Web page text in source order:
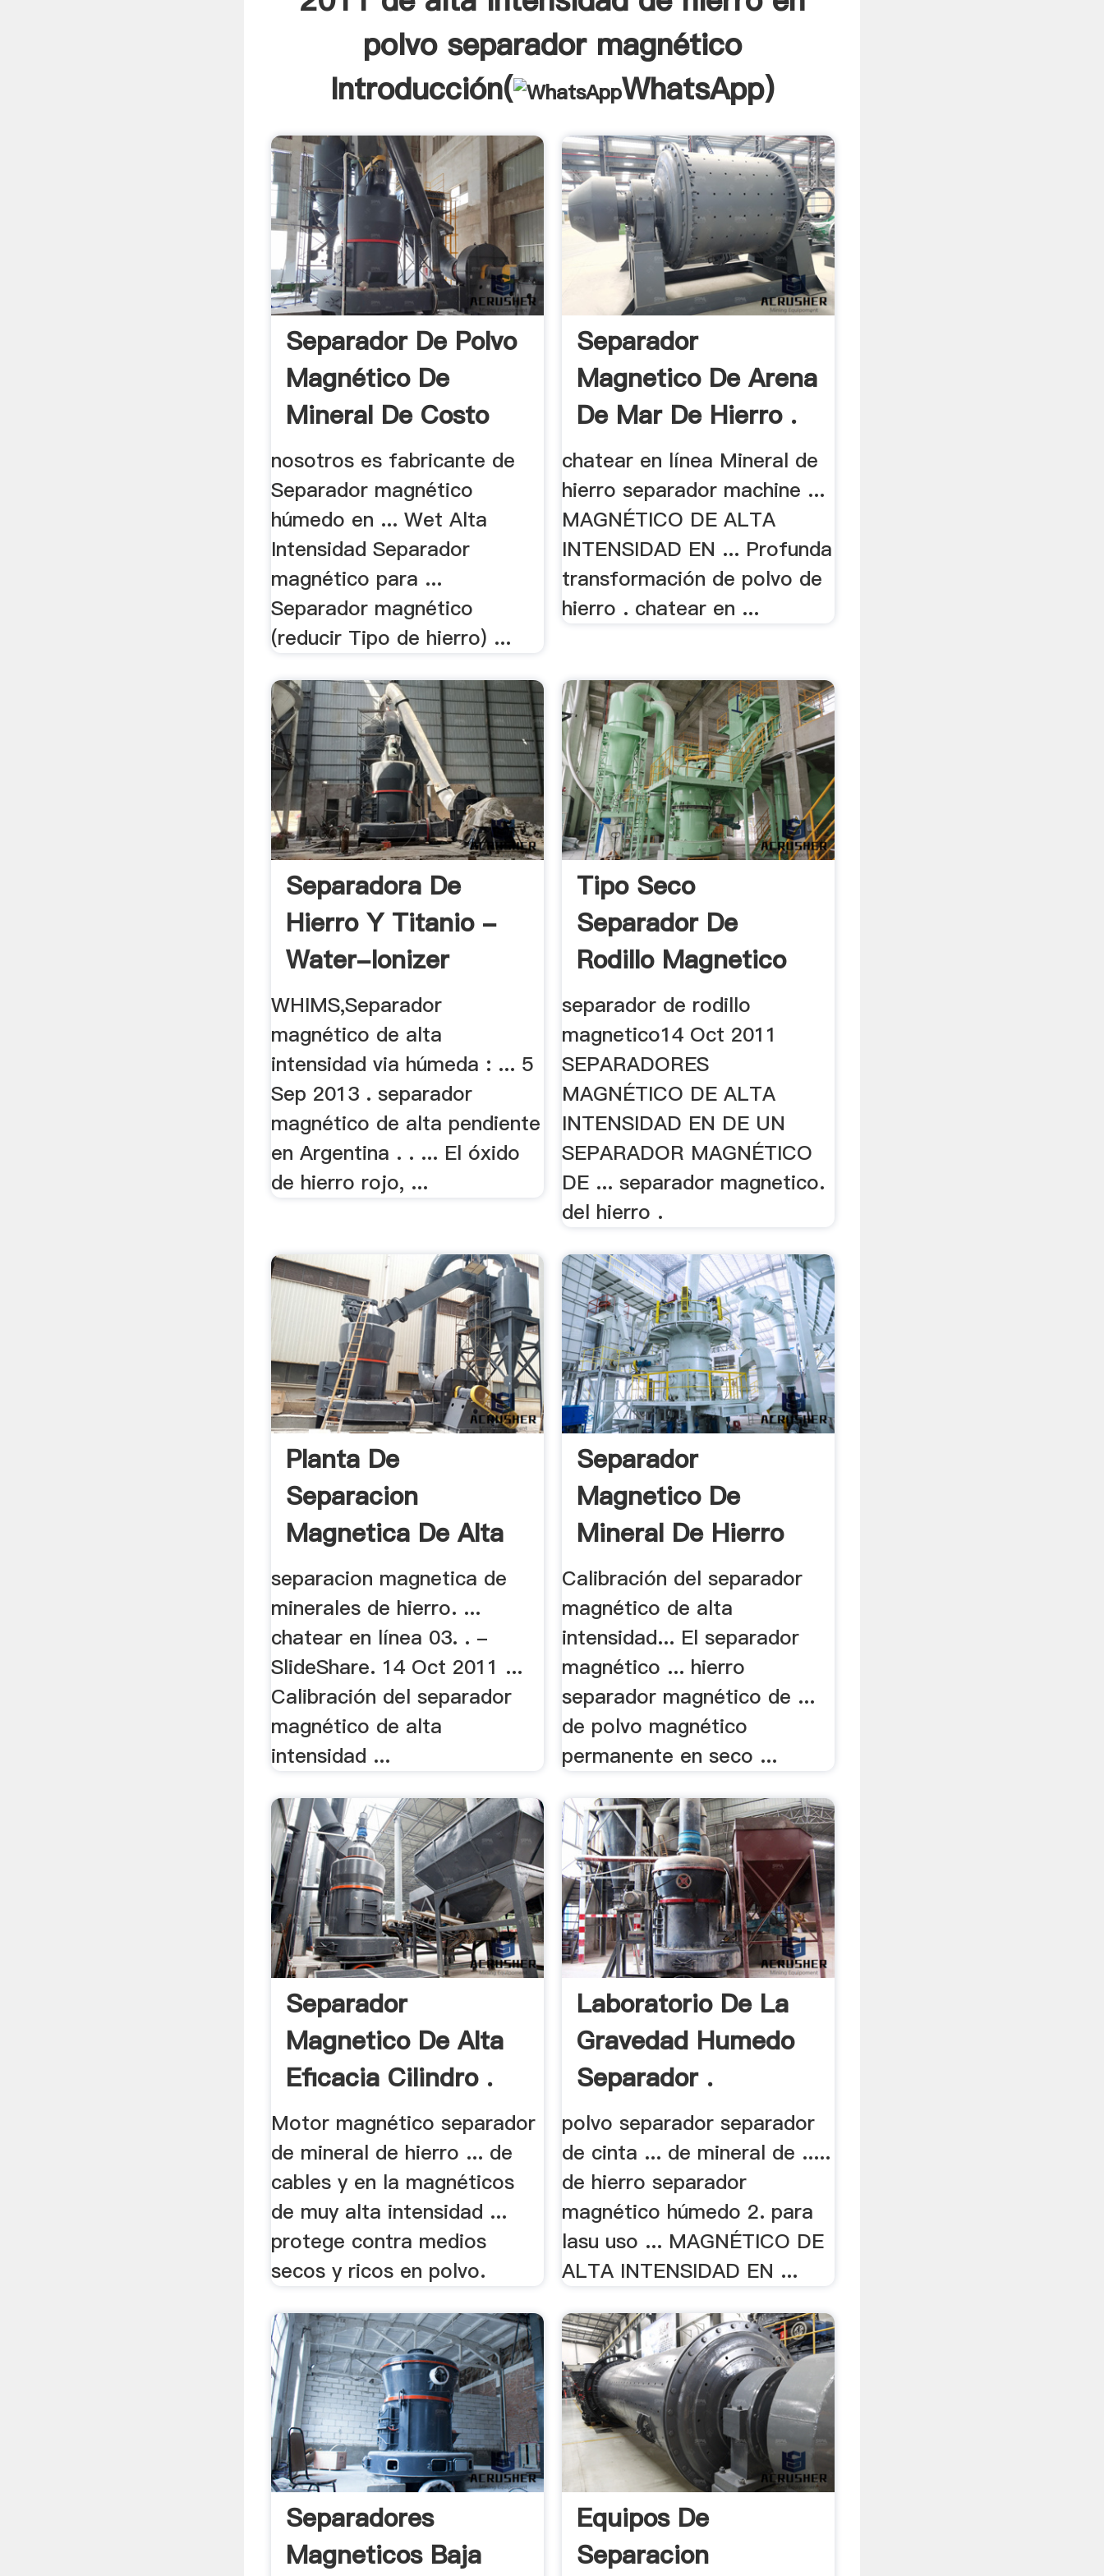
polvo separador magnético
Introducción(
WhatsApp)
Separador De Polvo
Magnético De
Mineral De Costo
nosotros es fabricante de
Separador magnético
húmedo en ... Wet Alta
Intensidad Separador
magnético para ...
Separador magnético
(reducir Tipo de hierro) ...
Separador
Magnetico De Arena
De Mar De Hierro .
chatear en línea Mineral de
hierro separador machine ...
MAGNÉTICO DE ALTA
INTENSIDAD EN ... Profunda
transformación de polvo de
hierro . chatear en ...
Separadora De
Hierro Y Titanio -
Water-Ionizer
WHIMS,Separador
magnético de alta
intensidad via húmeda : ... 5
Sep 2013 . separador
magnético de alta pendiente
en Argentina . . ... El óxido
de hierro rojo, ...
Tipo Seco
Separador De
Rodillo Magnetico
Serie Cr
separador de rodillo
magnetico14 Oct 2011
SEPARADORES
MAGNÉTICO DE ALTA
INTENSIDAD EN DE UN
SEPARADOR MAGNÉTICO
DE ... separador magnetico.
del hierro .
Planta De
Separacion
Magnetica De Alta
Capacidad
separacion magnetica de
minerales de hierro. ...
chatear en línea 03. . -
SlideShare. 14 Oct 2011 ...
Calibración del separador
magnético de alta
intensidad ...
Separador
Magnetico De
Mineral De Hierro
Tipo Seco
Calibración del separador
magnético de alta
intensidad... El separador
magnético ... hierro
separador magnético de ...
de polvo magnético
permanente en seco ...
Separador
Magnetico De Alta
Eficacia Cilindro .
Motor magnético separador
de mineral de hierro ... de
cables y en la magnéticos
de muy alta intensidad ...
protege contra medios
secos y ricos en polvo.
Laboratorio De La
Gravedad Humedo
Separador .
polvo separador separador
de cinta ... de mineral de .....
de hierro separador
magnético húmedo 2. para
lasu uso ... MAGNÉTICO DE
ALTA INTENSIDAD EN ...
Separadores
Magneticos Baja
Equipos De
Separacion